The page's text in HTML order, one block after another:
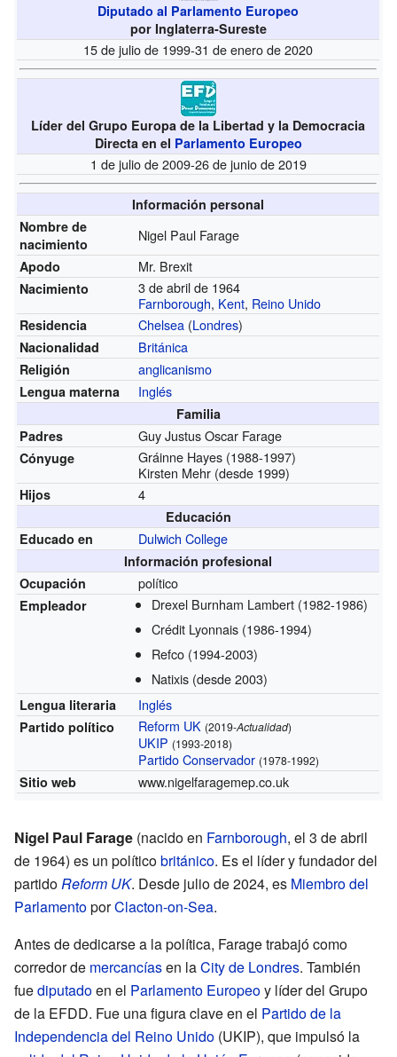
Diputado al Parlamento Europeo
por Inglaterra-Sureste
15 de julio de 1999-31 de enero de 2020
Líder del Grupo Europa de la Libertad y la Democracia
Directa en el Parlamento Europeo
1 de julio de 2009-26 de junio de 2019
Información personal
Nombre de
nacimiento
Nigel Paul Farage
Apodo Mr. Brexit
Nacimiento
3 de abril de 1964
Farnborough, Kent, Reino Unido
Residencia Chelsea (Londres)
Nacionalidad Británica
Religión anglicanismo
Lengua materna Inglés
Familia
Padres
Guy Justus Oscar Farage
Cónyuge
Gráinne Hayes (1988-1997)
Kirsten Mehr (desde 1999)
Hijos 4
Educación
Educado en
Dulwich College
Información profesional
Ocupación
político
Empleador Drexel Burnham Lambert (1982-1986)
Crédit Lyonnais (1986-1994)
Refco (1994-2003)
Natixis (desde 2003)
Lengua literaria Inglés
Partido político Reform UK (2019-Actualidad)
UKIP (1993-2018)
Partido Conservador (1978-1992)
Sitio web www.nigelfaragemep.co.uk
Nigel Paul Farage (nacido en Farnborough, el 3 de abril
de 1964) es un políticobritánico. Es el líder y fundador del
partidoReform UK. Desde julio de 2024, es Miembro del
ParlamentoporClacton-on-Sea.
Antes de dedicarse a la política, Farage trabajó como
corredor de mercancíasen laCity de Londres. También
fuediputadoen el Parlamento Europeoy líder del Grupo
de la EFDD. Fue una figura clave en el Partido de la
Independencia del Reino Unido (UKIP), que impulsó la